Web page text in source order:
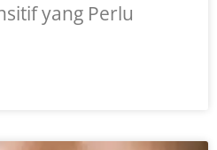
yang Perlu